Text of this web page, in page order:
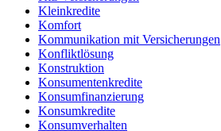
Kleinkredite
Komfort
Kommunikation mit Versicherungen
Konfliktlösung
Konstruktion
Konsumentenkredite
Konsumfinanzierung
Konsumkredite
Konsumverhalten